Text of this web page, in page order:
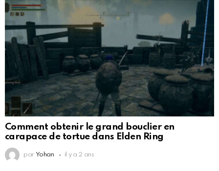
Comment obtenir le grand bouclier en
carapace de tortue dans Elden Ring
par Yohan il y a 2 ans